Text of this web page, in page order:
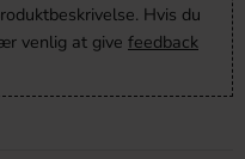
Hvis du
venlig at give feedback